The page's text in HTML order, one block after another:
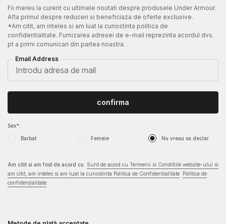
Fii mereu la curent cu ultimele noutati despre produsele Under Armour.
Afla primul despre reduceri si beneficiaza de oferte exclusive.
*Am citit, am inteles si am luat la cunostinta politica de
confidentialitate. Furnizarea adresei de e-mail reprezinta acordul dvs.
pt a primi comunicari din partea noastra.
Email Address
Sex*:
Barbat Femeie Nu vreau sa declar
confirma
Am citit si am fost de acord cu
Sunt de acord cu Termenii si Conditiile website-ului si
am citit, am inteles si am luat la cunostinta Politica de Confidentialitate
Politica de
confidențialitate